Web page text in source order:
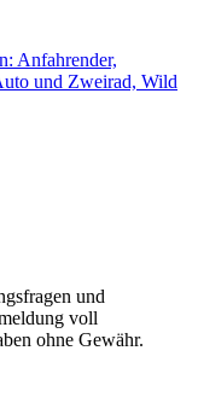
Anfahrender,
und Zweirad, Wild
und
voll
ohne Gewähr.